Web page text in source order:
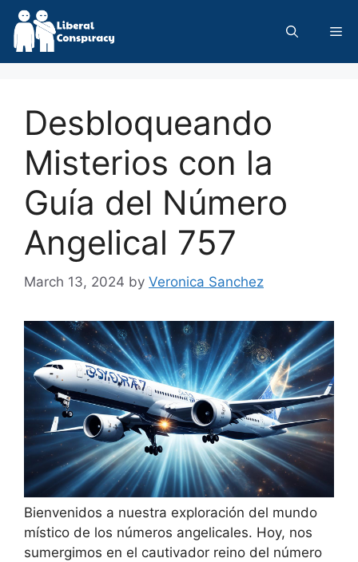
Skip
content
Desbloqueando
Misterios con la
Guía del Número
Angelical 757
March 13, 2024 by Veronica Sanchez
Bienvenidos a nuestra exploración del mundo
místico de los números angelicales. Hoy, nos
sumergimos en el cautivador reino del número